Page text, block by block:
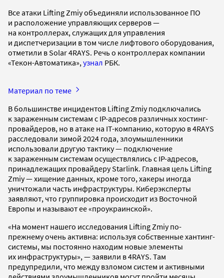
Все атаки Lifting Zmiy объединяли использованное ПО
и расположение управляющих серверов —
на контроллерах, служащих для управления
и диспетчеризации в том числе лифтового оборудования,
отметили в Solar 4RAYS. Речь о контроллерах компании
«Текон-Автоматика», узнал РБК.
Материал по теме
В большинстве инцидентов Lifting Zmiy подключались
к зараженным системам с IP-адресов различных хостинг-
провайдеров, но в атаке на IT-компанию, которую в 4RAYS
расследовали зимой 2024 года, злоумышленники
использовали другую тактику — подключение
к зараженным системам осуществлялись с IP-адресов,
принадлежащих провайдеру Starlink. Главная цель Lifting
Zmiy — хищение данных, кроме того, хакеры иногда
уничтожали часть инфраструктуры. Киберэксперты
заявляют, что группировка происходит из Восточной
Европы и называют ее «проукраинской».
«На момент нашего исследования Lifting Zmiy по-
прежнему очень активна: используя собственные хантинг-
системы, мы постоянно находим новые элементы
их инфраструктуры», — заявили в 4RAYS. Там
предупредили, что между взломом систем и активными